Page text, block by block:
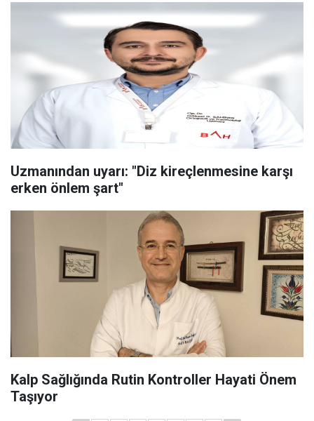
Uzmanından uyarı: "Diz kireçlenmesine karşı
erken önlem şart"
Kalp Sağlığında Rutin Kontroller Hayati Önem
Taşıyor